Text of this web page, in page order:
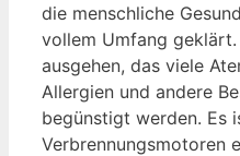
die menschliche
vollem Umfang
ausgehen, das viele
Allergien und andere
begünstigt werden. Es
Verbrennungsmotoren